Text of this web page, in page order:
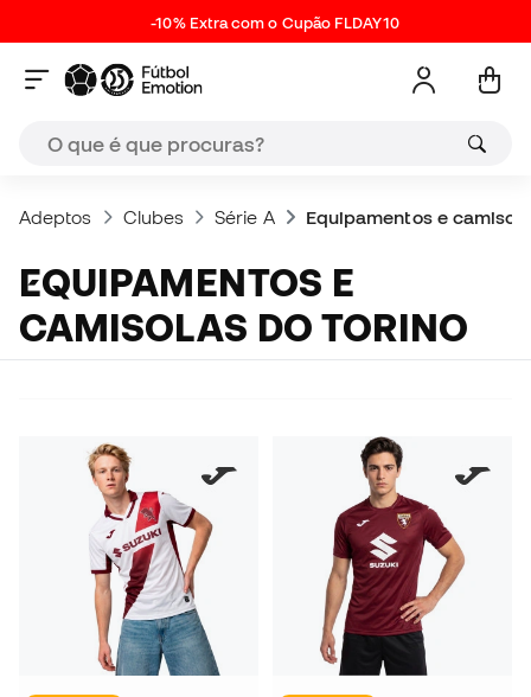
-10% Extra com o Cupão FLDAY10
Adeptos Clubes Série A Equipamentos e
EQUIPAMENTOS E
CAMISOLAS DO TORINO